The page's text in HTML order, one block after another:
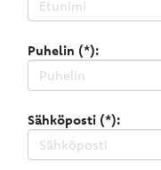
Puhelin (*):
Sähköposti (*):